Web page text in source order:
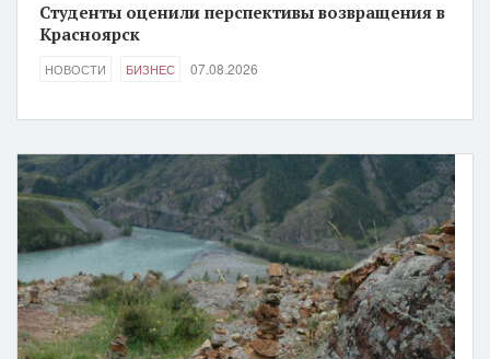
Студенты оценили перспективы возвращения в
Красноярск
НОВОСТИ БИЗНЕС 07.08.2026